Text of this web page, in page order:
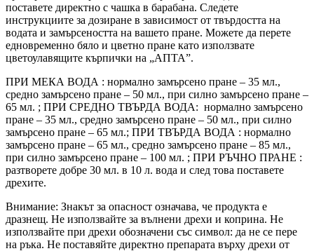
поставете директно с чашка в барабана. Следете
инструкциите за дозиране в зависимост от твърдостта на
водата и замърсеността на вашето пране. Можете да перете
едновременно бяло и цветно пране като използвате
цветоулавящите кърпички на „АПТА”.
ПРИ МЕКА ВОДА : нормално замърсено пране – 35 мл.,
средно замърсено пране – 50 мл., при силно замърсено пране –
65 мл. ; ПРИ СРЕДНО ТВЪРДА ВОДА: нормално замърсено
пране – 35 мл., средно замърсено пране – 50 мл., при силно
замърсено пране – 65 мл.; ПРИ ТВЪРДА ВОДА : нормално
замърсено пране – 65 мл., средно замърсено пране – 85 мл.,
при силно замърсено пране – 100 мл. ; ПРИ РЪЧНО ПРАНЕ :
разтворете добре 30 мл. в 10 л. вода и след това поставете
дрехите.
Внимание: Знакът за опасност означава, че продукта е
дразнещ. Не използвайте за вълнени дрехи и коприна. Не
използвайте при дрехи обозначени със символ: да не се пере
на ръка. Не поставяйте директно препарата върху дрехи от